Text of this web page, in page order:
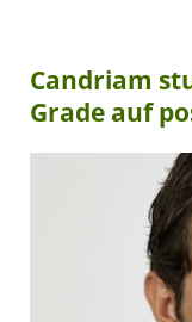
Candriam
Grade auf